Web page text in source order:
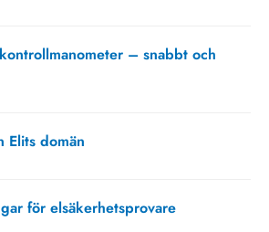
– snabbt och
Elits domän
för elsäkerhetsprovare